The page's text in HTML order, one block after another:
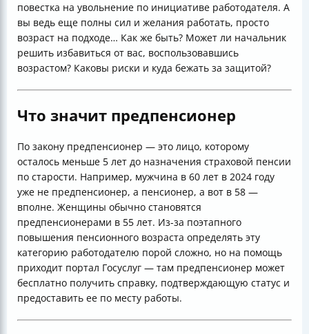
повестка на увольнение по инициативе работодателя. А
вы ведь еще полны сил и желания работать, просто
возраст на подходе… Как же быть? Может ли начальник
решить избавиться от вас, воспользовавшись
возрастом? Каковы риски и куда бежать за защитой?
Что значит предпенсионер
По закону предпенсионер — это лицо, которому
осталось меньше 5 лет до назначения страховой пенсии
по старости. Например, мужчина в 60 лет в 2024 году
уже не предпенсионер, а пенсионер, а вот в 58 —
вполне. Женщины обычно становятся
предпенсионерами в 55 лет. Из-за поэтапного
повышения пенсионного возраста определять эту
категорию работодателю порой сложно, но на помощь
приходит портал Госуслуг — там предпенсионер может
бесплатно получить справку, подтверждающую статус и
предоставить ее по месту работы.